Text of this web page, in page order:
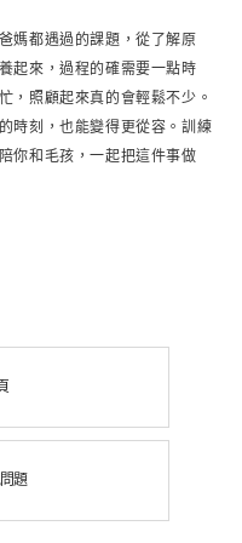
媽都遇過的課題，從了解原
起來，過程的確需要一點時
，照顧起來真的會輕鬆不少。
時刻，也能變得更從容。訓練
陪你和毛孩，一起把這件事做
題